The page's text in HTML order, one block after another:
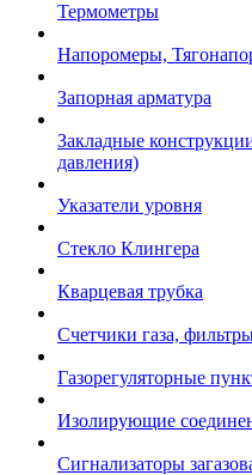
Термометры
Напоромеры,
Запорная арматура
Закладные
давления)
Указатели уровня
Стекло Клингера
Кварцевая трубка
Счетчики газа,
Газорегуляторные
Изолирующие
Сигнализаторы